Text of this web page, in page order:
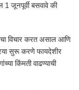
जूनपूर्वी बसवावे की
विचार करत असाल आणि
सुरू करणे फायदेशीर
किंमती वाढण्याची